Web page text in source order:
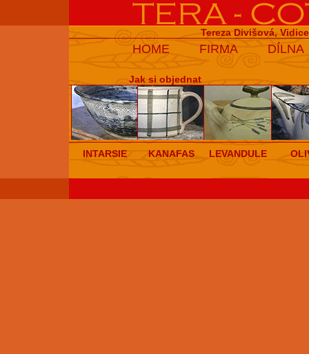
Tereza Divišová,
HOME FIRMA DÍLNA
Jak si objednat
INTARSIE KANAFAS LEVANDULE